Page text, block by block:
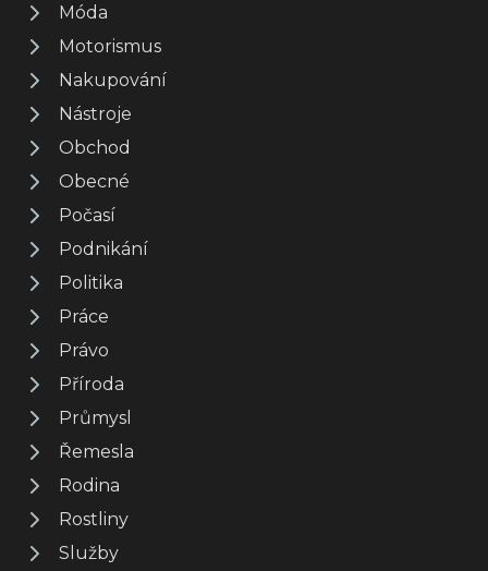
Móda
Motorismus
Nakupování
Nástroje
Obchod
Obecné
Počasí
Podnikání
Politika
Práce
Právo
Příroda
Průmysl
Řemesla
Rodina
Rostliny
Služby